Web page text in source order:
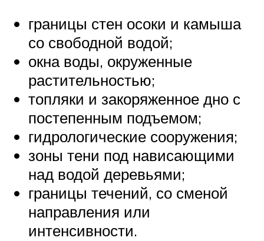
границы стен осоки и камыша
со свободной водой;
окна воды, окруженные
растительностью;
топляки и закоряженное дно с
постепенным подъемом;
гидрологические сооружения;
зоны тени под нависающими
над водой деревьями;
границы течений, со сменой
направления или
интенсивности.